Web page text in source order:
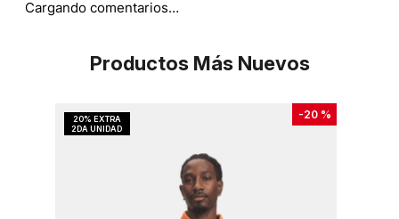
Cargando comentarios…
Productos Más Nuevos
-20 %